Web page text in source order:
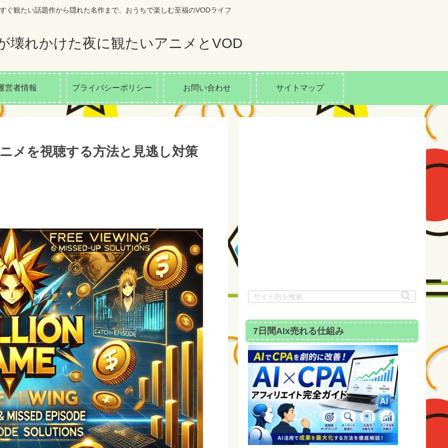
ぐ観たい話題作から隠れた名作まで、おうちで楽しむ至福のVODライフ
壊れかけた夜に観たいアニメとVOD
営者情報 プライバシーポリシー お問い合わせ サイトマップ
メを視聴する方法と見逃し対策
7日間AIx売れる仕組み